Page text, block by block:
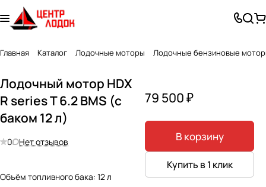
Главная Каталог Лодочные моторы Лодочные бензиновые
Лодочный мотор HDX
R series T 6.2 BMS (с
баком 12 л)
0 Нет отзывов
Объём топливного бака: 12 л
79 500 ₽
В корзину
Купить в 1 клик